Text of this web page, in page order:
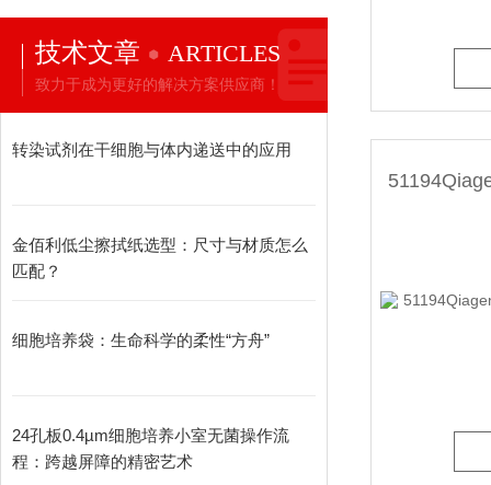
技术文章 ARTICLES
致力于成为更好的解决方案供应商！
转染试剂在干细胞与体内递送中的应用
金佰利低尘擦拭纸选型：尺寸与材质怎么
匹配？
细胞培养袋：生命科学的柔性“方舟”
24孔板0.4µm细胞培养小室无菌操作流
程：跨越屏障的精密艺术